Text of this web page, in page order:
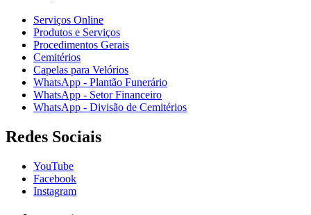
Serviços Online
Produtos e Serviços
Procedimentos Gerais
Cemitérios
Capelas para Velórios
WhatsApp - Plantão Funerário
WhatsApp - Setor Financeiro
WhatsApp - Divisão de Cemitérios
Redes Sociais
YouTube
Facebook
Instagram